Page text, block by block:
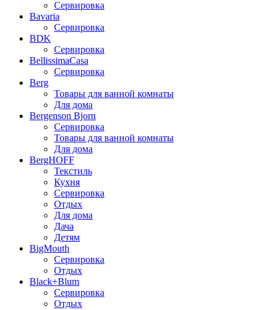
Сервировка
Bavaria
Сервировка
BDK
Сервировка
BellissimaCasa
Сервировка
Berg
Товары для ванной комнаты
Для дома
Bergenson Bjorn
Сервировка
Товары для ванной комнаты
Для дома
BergHOFF
Текстиль
Кухня
Сервировка
Отдых
Для дома
Дача
Детям
BigMouth
Сервировка
Отдых
Black+Blum
Сервировка
Отдых